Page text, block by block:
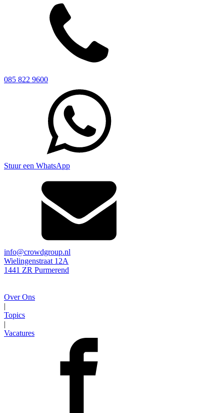
085 822 9600
Stuur een WhatsApp
info@crowdgroup.nl
Wielingenstraat 12A
1441 ZR Purmerend
Over Ons
|
Topics
|
Vacatures